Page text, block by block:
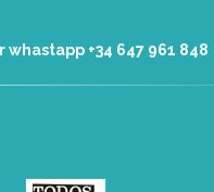
whastapp +34 ‭647 961 848‬